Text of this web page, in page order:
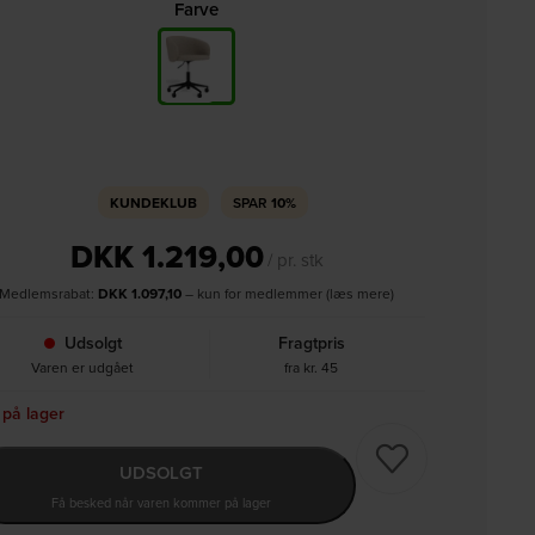
Farve
KUNDEKLUB SPAR 10%
DKK1.219,00/ pr. stk
Medlemsrabat: DKK 1.097,10– kun for medlemmer (læs mere)
Udsolgt
Varen er udgået
Fragtpris
fra kr. 45
lager
UDSOLGT
Få besked når varen kommer på lager